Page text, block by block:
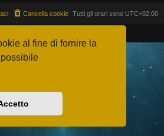
al fine di fornire la
Tutti gli orari sono UTC+02:00
Cancella cookie